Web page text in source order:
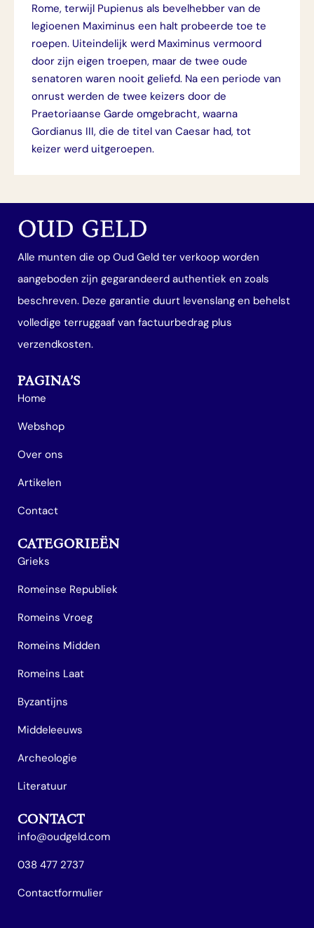
Rome, terwijl Pupienus als bevelhebber van de
legioenen Maximinus een halt probeerde toe te
roepen. Uiteindelijk werd Maximinus vermoord
door zijn eigen troepen, maar de twee oude
senatoren waren nooit geliefd. Na een periode van
onrust werden de twee keizers door de
Praetoriaanse Garde omgebracht, waarna
Gordianus III, die de titel van Caesar had, tot
keizer werd uitgeroepen.
OUD GELD
Alle munten die op Oud Geld ter verkoop worden
aangeboden zijn gegarandeerd authentiek en zoals
beschreven. Deze garantie duurt levenslang en behelst
volledige terruggaaf van factuurbedrag plus
verzendkosten.
PAGINA’S
Home
Webshop
Over ons
Artikelen
Contact
CATEGORIEËN
Grieks
Romeinse Republiek
Romeins Vroeg
Romeins Midden
Romeins Laat
Byzantijns
Middeleeuws
Archeologie
Literatuur
CONTACT
info@oudgeld.com
038 477 2737
Contactformulier